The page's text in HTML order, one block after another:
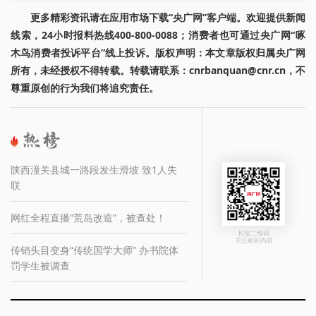
更多精彩资讯请在应用市场下载“央广网”客户端。欢迎提供新闻
线索，24小时报料热线400-800-0088；消费者也可通过央广网“啄
木鸟消费者投诉平台”线上投诉。版权声明：本文章版权归属央广网
所有，未经授权不得转载。转载请联系：cnrbanquan@cnr.cn，不
尊重原创的行为我们将追究责任。
陕西潼关县城一路段发生滑坡 致1人失
联
网红全程直播“荒岛改造”，被查处！
传销头目变身“传统国学大师” 办书院体
罚学生被调查
长按二维码
关注精彩内容